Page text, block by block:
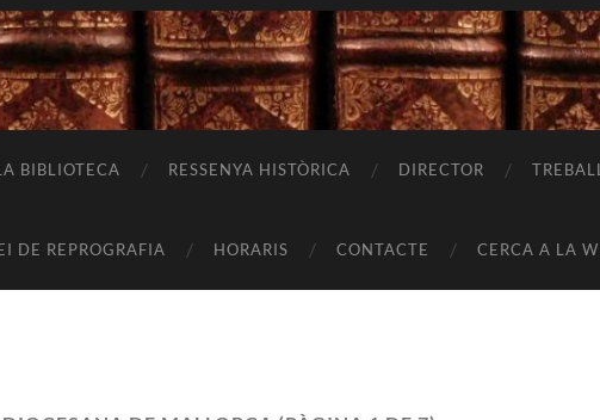
BIBLIOTECA RESSENYA HISTÒRICA DIRECTOR
DE REPROGRAFIA HORARIS CONTACTE CERCA A LA